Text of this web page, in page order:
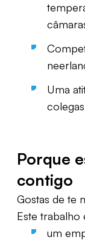
Uma
Porque
contigo
Gostas de te
Este trabalho
um